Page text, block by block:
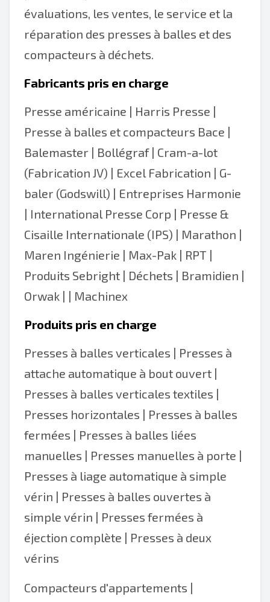
évaluations, les ventes, le service et la
réparation des presses à balles et des
compacteurs à déchets.
Fabricants pris en charge
Presse américaine | Harris Presse |
Presse à balles et compacteurs Bace |
Balemaster | Bollégraf| Cram-a-lot
(Fabrication JV) | Excel Fabrication | G-
baler (Godswill) | Entreprises Harmonie
| International Presse Corp | Presse &
Cisaille Internationale (IPS) | Marathon |
Maren Ingénierie | Max-Pak | RPT |
Produits Sebright | Déchets | Bramidien |
Orwak | | Machinex
Produits pris en charge
Presses à balles verticales | Presses à
attache automatique à bout ouvert |
Presses à balles verticales textiles |
Presses horizontales | Presses à balles
fermées | Presses à balles liées
manuelles | Presses manuelles à porte |
Presses à liage automatique à simple
vérin | Presses à balles ouvertes à
simple vérin | Presses fermées à
éjection complète | Presses à deux
vérins
Compacteurs d'appartements |